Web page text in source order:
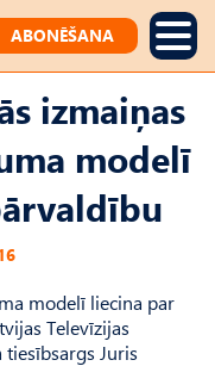
ABONĒŠANA
izmaiņas
modelī
modelī liecina par
Televīzijas
Juris